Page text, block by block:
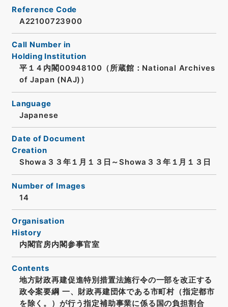
Reference Code
A22100723900
Call Number in
Holding Institution
平１４内閣00948100（所蔵館：National Archives
of Japan (NAJ)）
Language
Japanese
Date of Document
Creation
Showa３３年１月１３日～Showa３３年１月１３日
Number of Images
14
Organisation
History
内閣官房内閣参事官室
Contents
地方財政再建促進特別措置法施行令の一部を改正する
政令案要綱 一、財政再建団体である市町村（指定都市
を除く。）が行う指定補助事業に係る国の負担割合